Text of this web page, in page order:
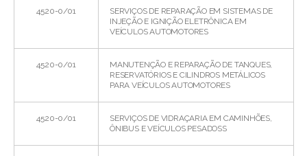
4520-0/01
SERVIÇOS DE REPARAÇÃO EM SISTEMAS DE
INJEÇÃO E IGNIÇÃO ELETRÔNICA EM
VEÍCULOS AUTOMOTORES
4520-0/01
MANUTENÇÃO E REPARAÇÃO DE TANQUES,
RESERVATÓRIOS E CILINDROS METÁLICOS
PARA VEÍCULOS AUTOMOTORES
4520-0/01
SERVIÇOS DE VIDRAÇARIA EM CAMINHÕES,
ÔNIBUS E VEÍCULOS PESADOSS